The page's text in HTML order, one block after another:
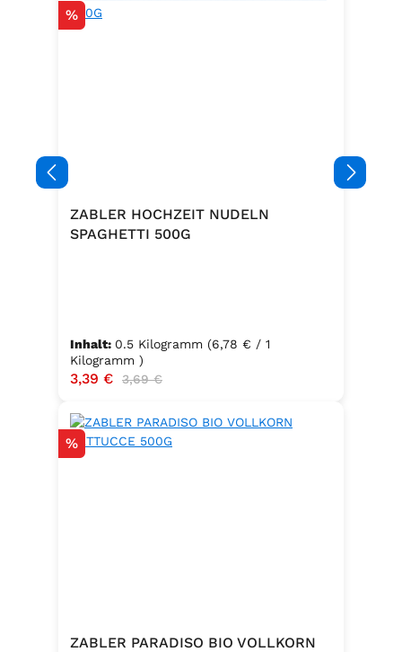
Rabatt
%
ZABLER HOCHZEIT NUDELN
SPAGHETTI 500G
Inhalt: 0.5 Kilogramm (6,78 € / 1
Kilogramm )
Verkaufspreis:
3,39 € Regulärer Preis:
3,69 €
Rabatt
%
ZABLER PARADISO BIO VOLLKORN